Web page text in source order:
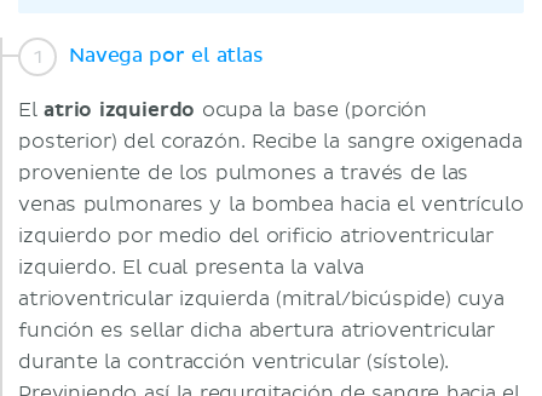
Navega por el atlas
Elatrio izquierdo ocupa la base (porción
posterior) del corazón. Recibe la sangre oxigenada
proveniente de los pulmones a través de las
venas pulmonares y la bombea hacia el ventrículo
izquierdo por medio del orificio atrioventricular
izquierdo. El cual presenta la valva
atrioventricular izquierda (mitral/bicúspide) cuya
función es sellar dicha abertura atrioventricular
durante la contracción ventricular (sístole).